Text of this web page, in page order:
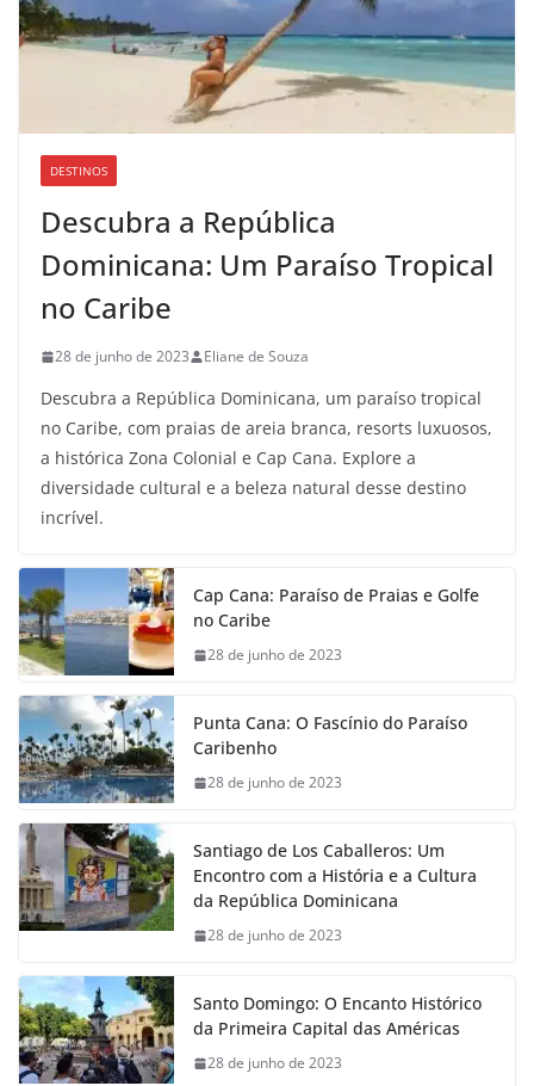
DESTINOS
Descubra a República
Dominicana: Um Paraíso Tropical
no Caribe
28 de junho de 2023 Eliane de Souza
Descubra a República Dominicana, um paraíso tropical
no Caribe, com praias de areia branca, resorts luxuosos,
a histórica Zona Colonial e Cap Cana. Explore a
diversidade cultural e a beleza natural desse destino
incrível.
Cap Cana: Paraíso de Praias e Golfe
no Caribe
28 de junho de 2023
Punta Cana: O Fascínio do Paraíso
Caribenho
28 de junho de 2023
Santiago de Los Caballeros: Um
Encontro com a História e a Cultura
da República Dominicana
28 de junho de 2023
Santo Domingo: O Encanto Histórico
da Primeira Capital das Américas
28 de junho de 2023